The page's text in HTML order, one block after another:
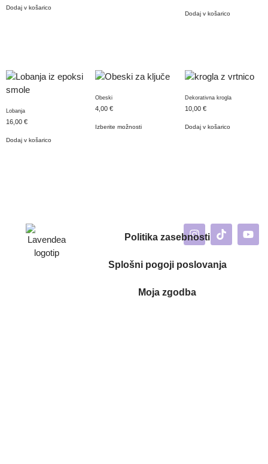
Dodaj v košarico
Dodaj v košarico
Lobanja
16,00 €
Dodaj v košarico
Obeski
4,00€
Izberite možnosti
Dekorativna krogla
10,00 €
Dodaj v košarico
Politika zasebnosti
Splošni pogoji poslovanja
Moja zgodba